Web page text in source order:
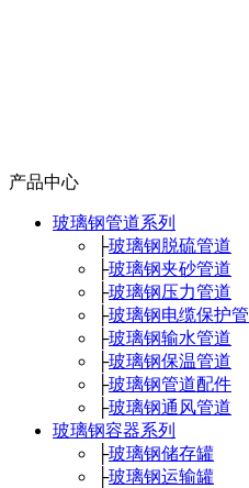
产品中心
玻璃钢管道系列
├玻璃钢脱硫管道
├玻璃钢夹砂管道
├玻璃钢压力管道
├玻璃钢电缆保护管
├玻璃钢输水管道
├玻璃钢保温管道
├玻璃钢管道配件
├玻璃钢通风管道
玻璃钢容器系列
├玻璃钢储存罐
├玻璃钢运输罐